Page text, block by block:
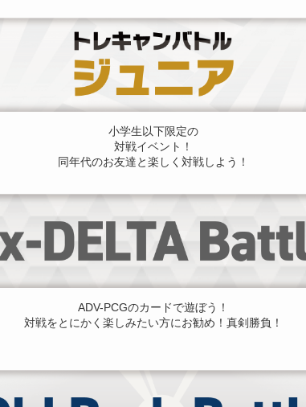
小学生以下限定の
対戦イベント！
同年代のお友達と楽しく対戦しよう！
ADV-PCGのカードで遊ぼう！
対戦をとにかく楽しみたい方にお勧め！真剣勝負！